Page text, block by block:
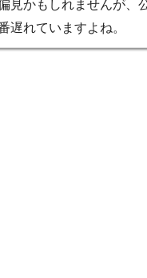
見かもしれませんが、
遅れていますよね。